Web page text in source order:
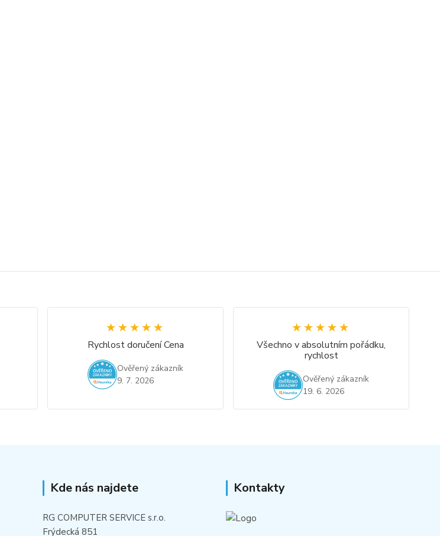
★★★★★
★★★★★
Rychlost doručení Cena
Ověřený zákazník
9. 7. 2026
★★★★★
★★★★★
Všechno v absolutním pořádku,
rychlost
Ověřený zákazník
19. 6. 2026
Kde nás najdete
RG COMPUTER SERVICE s.r.o.
Frýdecká 851
Kontakty